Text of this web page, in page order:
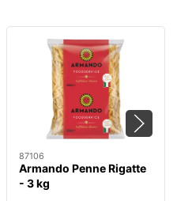
87106
Armando Penne Rigatte
- 3 kg